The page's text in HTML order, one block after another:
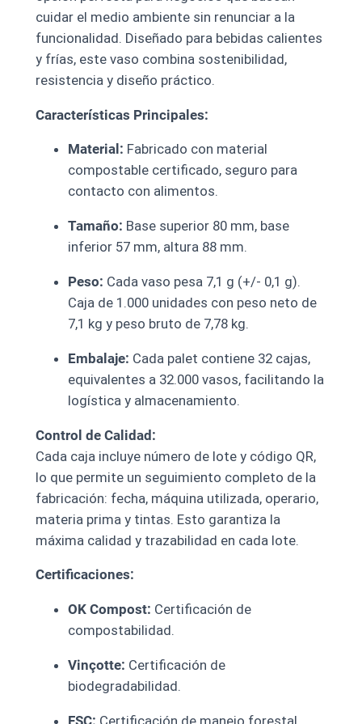
cuidar el medio ambiente sin renunciar a la
funcionalidad. Diseñado para bebidas calientes
y frías, este vaso combina sostenibilidad,
resistencia y diseño práctico.
Características Principales:
Material: Fabricado con material
compostable certificado, seguro para
contacto con alimentos.
Tamaño: Base superior 80 mm, base
inferior 57 mm, altura 88 mm.
Peso: Cada vaso pesa 7,1 g (+/- 0,1 g).
Caja de 1.000 unidades con peso neto de
7,1 kg y peso bruto de 7,78 kg.
Embalaje: Cada palet contiene 32 cajas,
equivalentes a 32.000 vasos, facilitando la
logística y almacenamiento.
Control de Calidad:
Cada caja incluye número de lote y código QR,
lo que permite un seguimiento completo de la
fabricación: fecha, máquina utilizada, operario,
materia prima y tintas. Esto garantiza la
máxima calidad y trazabilidad en cada lote.
Certificaciones:
OK Compost: Certificación de
compostabilidad.
Vinçotte: Certificación de
biodegradabilidad.
FSC: Certificación de manejo forestal